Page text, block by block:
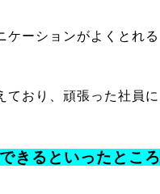
ケーションがよくとれる
ており、頑張った社員に
きるといったところ